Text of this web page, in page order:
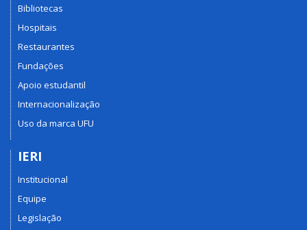
Bibliotecas
Hospitais
Restaurantes
Fundações
Apoio estudantil
Internacionalização
Uso da marca UFU
IERI
Institucional
Equipe
Legislação